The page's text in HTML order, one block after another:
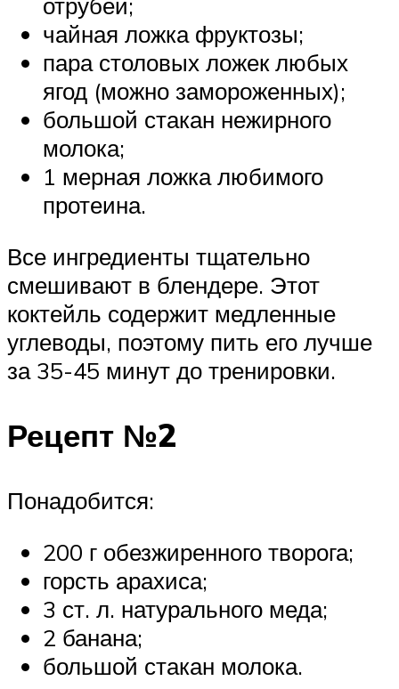
чайная ложка фруктозы;
пара столовых ложек любых
ягод (можно замороженных);
большой стакан нежирного
молока;
1 мерная ложка любимого
протеина.
Все ингредиенты тщательно
смешивают в блендере. Этот
коктейль содержит медленные
углеводы, поэтому пить его лучше
за 35-45 минут до тренировки.
Рецепт №2
Понадобится:
200 г обезжиренного творога;
горсть арахиса;
3 ст. л. натурального меда;
2 банана;
большой стакан молока.